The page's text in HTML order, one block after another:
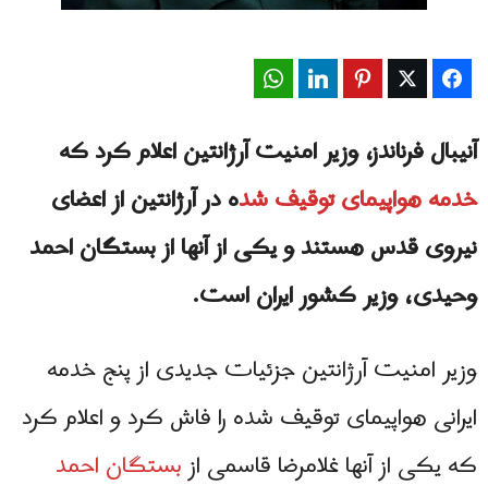
Facebook
Twitter
Pinterest
LinkedIn
آنیبال فرناندز، وزیر امنیت آرژانتین اعلام کرد که
خدمه هواپیمای توقیف شده در آرژانتین از اعضای
نیروی قدس هستند و یکی از آنها از بستگان احمد
وحیدی، وزیر کشور ایران است.
وزیر امنیت آرژانتین جزئیات جدیدی از پنج خدمه
ایرانی هواپیمای توقیف شده را فاش کرد و اعلام کرد
که یکی از آنها غلامرضا قاسمی ازبستگان احمد